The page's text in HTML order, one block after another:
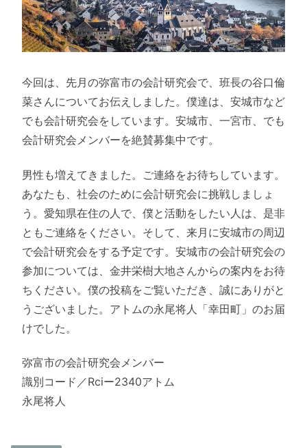
今回は、先月の弥富市の会計研究会で、班長の谷口倫
菜さんについてお伝えしました。僕達は、安城市など
でも会計研究会をしています。安城市、一宮市、でも
会計研究会メンバーを絶賛募集中です。
男性も増えてきました。ご連絡をお待ちしています。
あなたも、社会のために会計研究会に挑戦しましょ
う。愛知県在住の人で、僕と活動をしたい人は、是非
ともご連絡をください。そして、来月に安城市の周辺
で会計研究会をする予定です。安城市の会計研究会の
参加については、金井栄樹大地さんからの案内をお待
ちください。僕の投稿をご覧いただき、誠にありがと
うございました。アトムの永尾将人「幸田町」のお届
けでした。
弥富市の会計研究会メンバー
識別コード／Rciー2340アトム
永尾将人